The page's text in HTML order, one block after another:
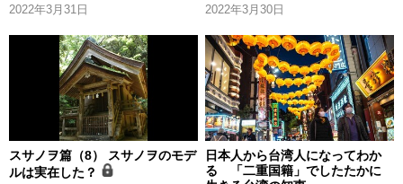
2022年3月31日
2022年3月30日
スサノヲ篇（8） スサノヲのモデ
ルは実在した？
日本人から台湾人になってわか
る 「二重国籍」でしたたかに